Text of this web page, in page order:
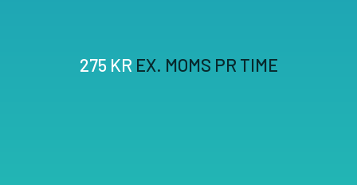
275 KR EX. MOMS PR TIME